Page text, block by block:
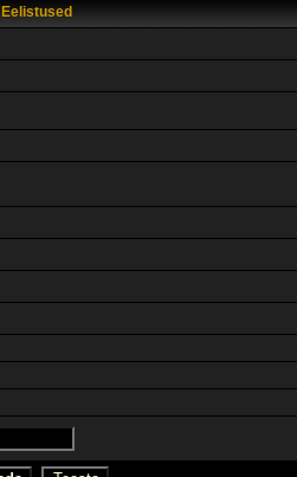
Eelistused